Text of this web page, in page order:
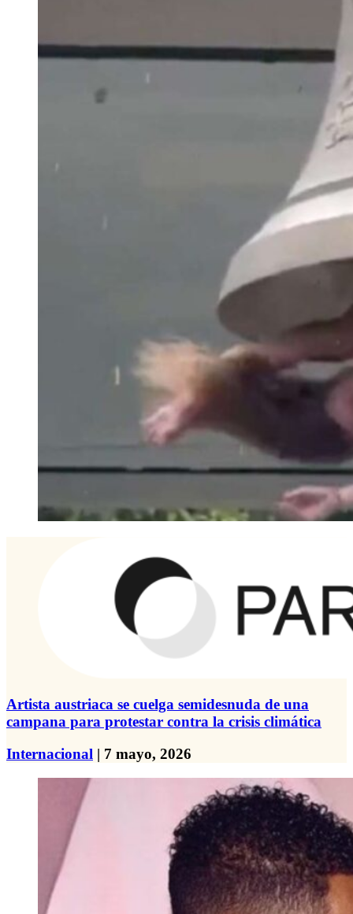
Artista austriaca se cuelga semidesnuda de una
campana para protestar contra la crisis climática
Internacional | 7 mayo, 2026